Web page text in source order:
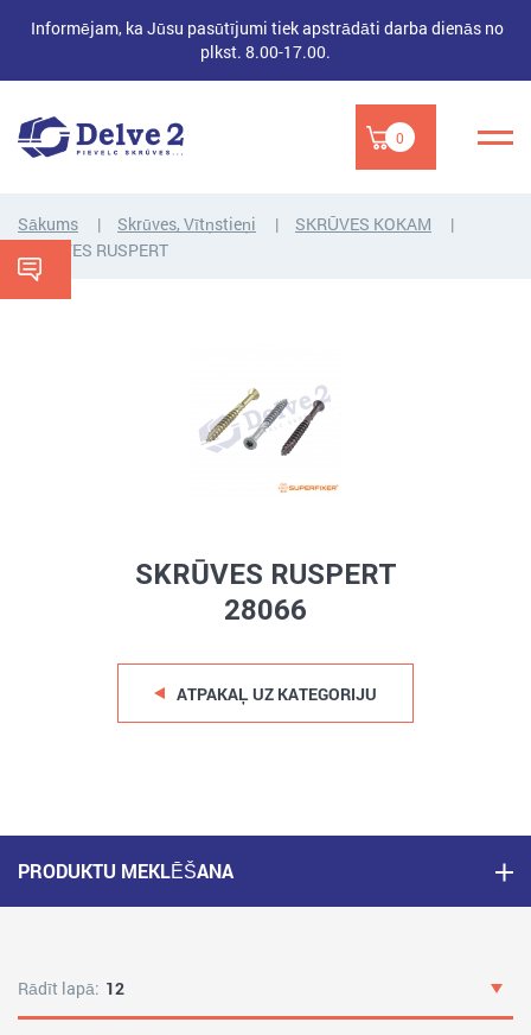
Informējam, ka Jūsu pasūtījumi tiek apstrādāti darba dienās no
plkst. 8.00-17.00.
0
Sākums Skrūves, Vītņstieņi
SKRŪVES KOKAM
SKRŪVES RUSPERT
SKRŪVES RUSPERT
28066
ATPAKAĻ UZ KATEGORIJU
PRODUKTU MEKLĒŠANA
Rādīt lapā: 12